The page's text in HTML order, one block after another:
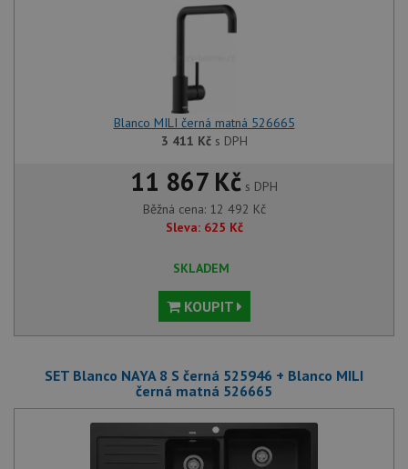
Blanco MILI černá matná 526665
3 411 Kčs DPH
11 867 Kč s DPH
Běžná cena: 12 492 Kč
Sleva: 625 Kč
SKLADEM
KOUPIT
SET Blanco NAYA 8 S černá 525946 + Blanco MILI
černá matná 526665